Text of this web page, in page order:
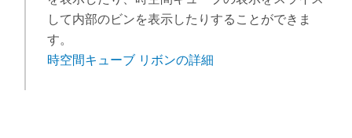
して内部のビンを表示したりすることができま
す。
時空間キューブ リボンの詳細